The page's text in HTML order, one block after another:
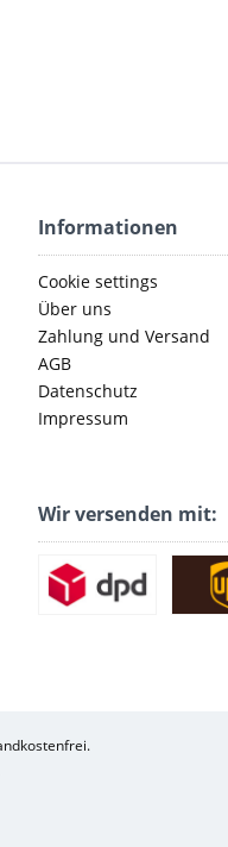
Informationen
Cookie settings
Über uns
Zahlung und Versand
AGB
Datenschutz
Impressum
Wir versenden mit: